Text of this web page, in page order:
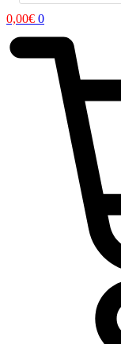
0,00€ 0